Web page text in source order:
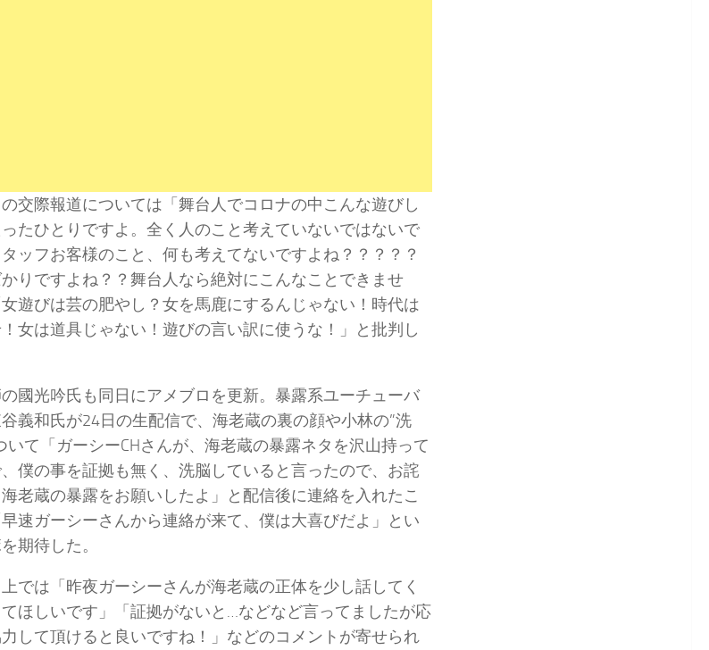
交際報道については「舞台人でコロナの中こんな遊びし
たひとりですよ。全く人のこと考えていないではないで
ッフお客様のこと、何も考えてないですよね？？？？？
りですよね？？舞台人なら絶対にこんなことできませ
遊びは芸の肥やし？女を馬鹿にするんじゃない！時代は
女は道具じゃない！遊びの言い訳に使うな！」と批判し
國光吟氏も同日にアメブロを更新。暴露系ユーチューバ
義和氏が24日の生配信で、海老蔵の裏の顔や小林の”洗
いて「ガーシーCHさんが、海老蔵の暴露ネタを沢山持って
僕の事を証拠も無く、洗脳していると言ったので、お詫
老蔵の暴露をお願いしたよ」と配信後に連絡を入れたこ
速ガーシーさんから連絡が来て、僕は大喜びだよ」とい
期待した。
では「昨夜ガーシーさんが海老蔵の正体を少し話してく
ほしいです」「証拠がないと…などなど言ってましたが応
して頂けると良いですね！」などのコメントが寄せられ